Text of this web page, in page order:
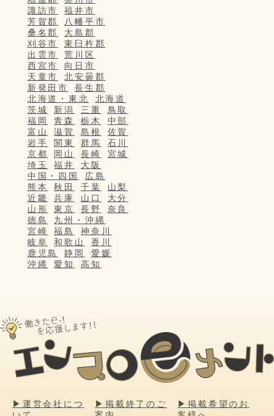
諏訪市
福井市
芳賀郡
八幡平市
桑名郡
大島郡
刈谷市
東臼杵郡
出雲市
荒川区
西宮市
向日市
天童市
北安曇郡
新発田市
長生郡
北海道・東北
北海道
茨城
新潟 三重
鳥取
福岡
青森 栃木
中部
富山
滋賀 島根
佐賀
岩手
関東 群馬
石川
京都
岡山 長崎
宮城
埼玉
福井
大阪
中国・四国
広島
熊本
秋田 千葉
山梨
近畿
兵庫 山口
大分
山形
東京 長野
奈良
徳島
九州・沖縄
宮崎
福島
神奈川
岐阜
和歌山
香川
鹿児島
静岡
愛媛
沖縄
愛知 高知
▶運営会社につ
▶掲載終了のご
▶掲載希望のお